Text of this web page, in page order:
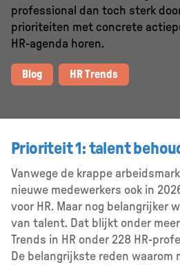
professional dan toch sterk
prioriteiten met concrete
HR-agenda horen.
Blog HR Trends
Prioriteit 1: talent
Vanwege de krappe
nieuwe medewerkers ook in
voor HR. Maar nog belangrijker
van talent. Dat blijkt onder
Trends in HR onder 228 HR-
De belangrijkste reden waarom